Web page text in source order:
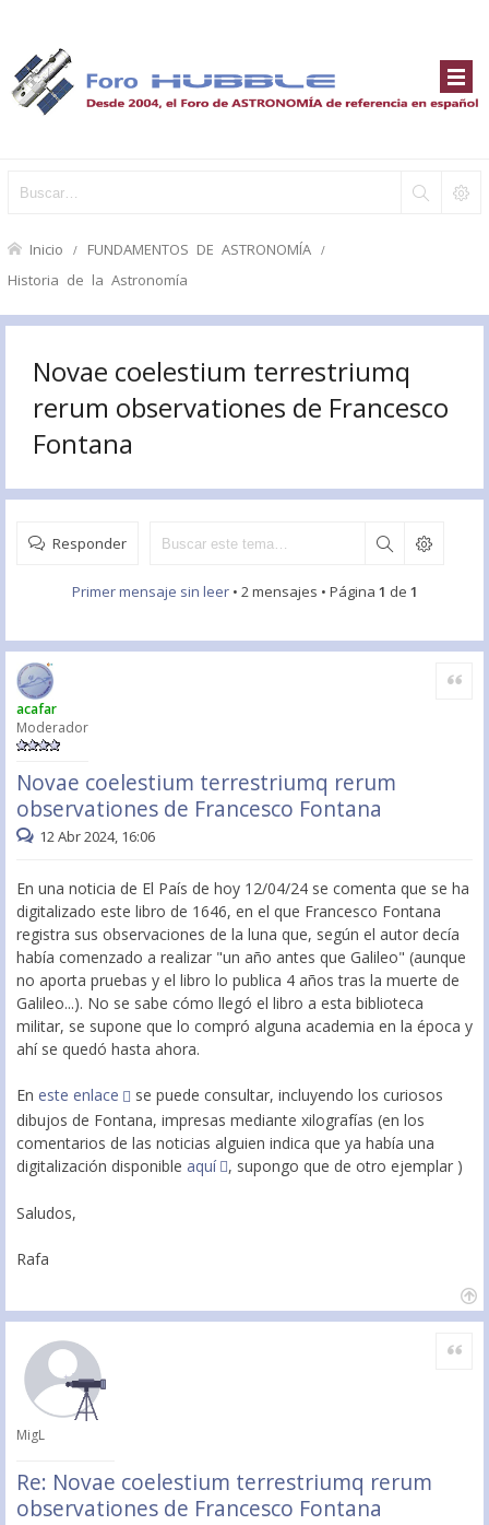
Inicio FUNDAMENTOS DE ASTRONOMÍA
Historia de la Astronomía
Novae coelestium terrestriumq
rerum observationes de Francesco
Fontana
Responder
Primer mensaje sin leer• 2 mensajes • Página 1 de 1
acafar
Moderador
Novae coelestium terrestriumq rerum
observationes de Francesco Fontana
Citar
12 Abr 2024, 16:06
En una noticia de El País de hoy 12/04/24 se comenta que se ha
digitalizado este libro de 1646, en el que Francesco Fontana
registra sus observaciones de la luna que, según el autor decía
había comenzado a realizar "un año antes que Galileo" (aunque
no aporta pruebas y el libro lo publica 4 años tras la muerte de
Galileo...). No se sabe cómo llegó el libro a esta biblioteca
militar, se supone que lo compró alguna academia en la época y
ahí se quedó hasta ahora.
En este enlace
se puede consultar, incluyendo los curiosos
dibujos de Fontana, impresas mediante xilografías (en los
comentarios de las noticias alguien indica que ya había una
digitalización disponible aquí , supongo que de otro ejemplar )
Saludos,
Rafa
MigL
Re: Novae coelestium terrestriumq rerum
observationes de Francesco Fontana
Citar